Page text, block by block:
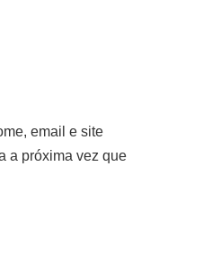
email e site
a próxima vez que